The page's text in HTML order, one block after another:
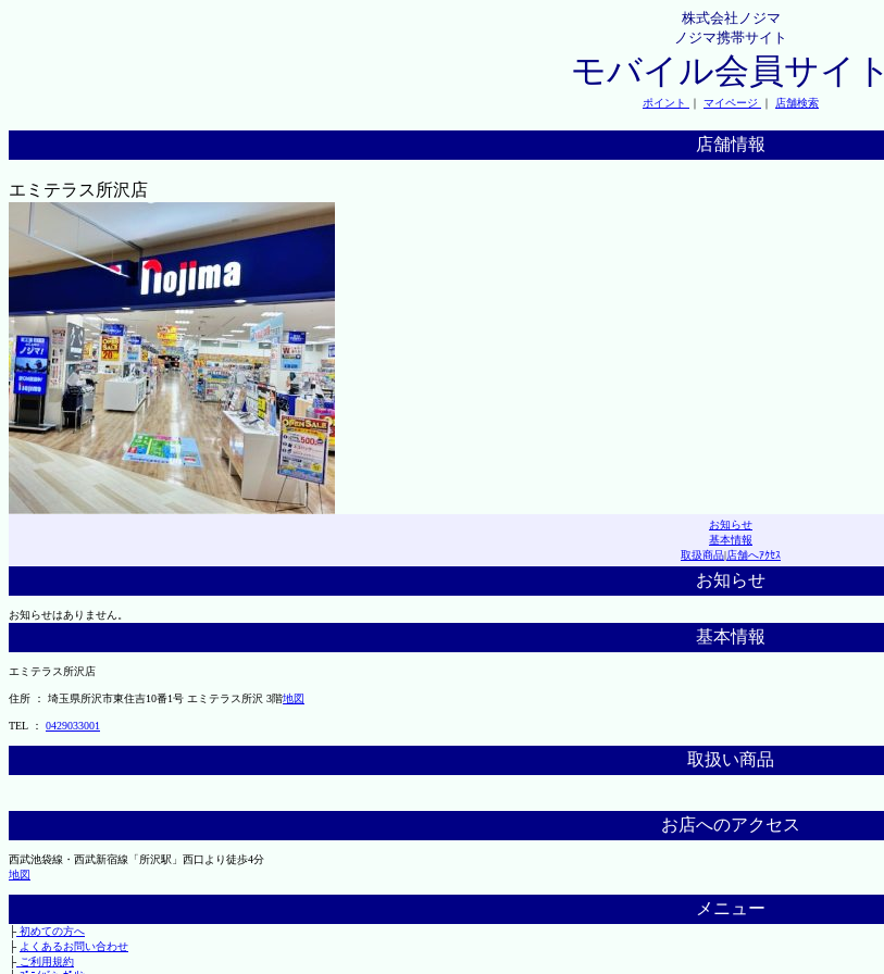
株式会社ノジマ
ノジマ携帯サイト
モバイル会員サイト
ポイント ｜ マイページ ｜ 店舗検索
店舗情報
エミテラス所沢店
お知らせ
基本情報
取扱商品|店舗へｱｸｾｽ
お知らせ
お知らせはありません。
基本情報
エミテラス所沢店
住所 ： 埼玉県所沢市東住吉10番1号 エミテラス所沢 3階地図
TEL ： 0429033001
取扱い商品
お店へのアクセス
西武池袋線・西武新宿線「所沢駅」西口より徒歩4分
地図
メニュー
├初めての方へ
├ よくあるお問い合わせ
├ご利用規約